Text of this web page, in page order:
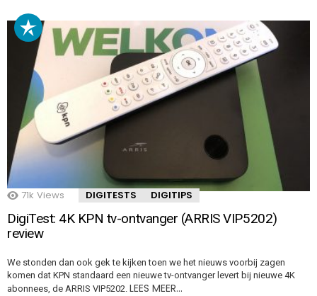
71k Views DIGITESTS DIGITIPS
DigiTest: 4K KPN tv-ontvanger (ARRIS VIP5202)
review
We stonden dan ook gek te kijken toen we het nieuws voorbij zagen
komen dat KPN standaard een nieuwe tv-ontvanger levert bij nieuwe 4K
abonnees, de ARRIS VIP5202. LEES MEER…